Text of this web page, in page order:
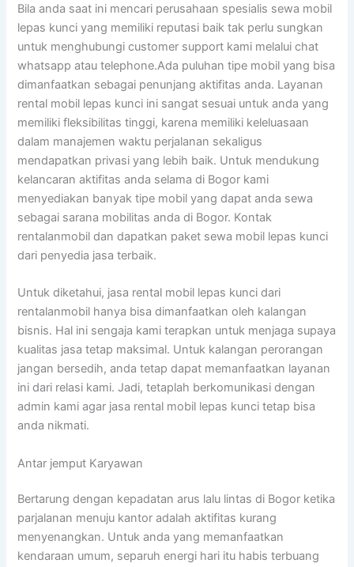
Bila anda saat ini mencari perusahaan spesialis sewa mobil
lepas kunci yang memiliki reputasi baik tak perlu sungkan
untuk menghubungi customer support kami melalui chat
whatsapp atau telephone.Ada puluhan tipe mobil yang bisa
dimanfaatkan sebagai penunjang aktifitas anda. Layanan
rental mobil lepas kunci ini sangat sesuai untuk anda yang
memiliki fleksibilitas tinggi, karena memiliki keleluasaan
dalam manajemen waktu perjalanan sekaligus
mendapatkan privasi yang lebih baik. Untuk mendukung
kelancaran aktifitas anda selama di Bogor kami
menyediakan banyak tipe mobil yang dapat anda sewa
sebagai sarana mobilitas anda di Bogor. Kontak
rentalanmobil dan dapatkan paket sewa mobil lepas kunci
dari penyedia jasa terbaik.
Untuk diketahui, jasa rental mobil lepas kunci dari
rentalanmobil hanya bisa dimanfaatkan oleh kalangan
bisnis. Hal ini sengaja kami terapkan untuk menjaga supaya
kualitas jasa tetap maksimal. Untuk kalangan perorangan
jangan bersedih, anda tetap dapat memanfaatkan layanan
ini dari relasi kami. Jadi, tetaplah berkomunikasi dengan
admin kami agar jasa rental mobil lepas kunci tetap bisa
anda nikmati.
Antar jemput Karyawan
Bertarung dengan kepadatan arus lalu lintas di Bogor ketika
parjalanan menuju kantor adalah aktifitas kurang
menyenangkan. Untuk anda yang memanfaatkan
kendaraan umum, separuh energi hari itu habis terbuang